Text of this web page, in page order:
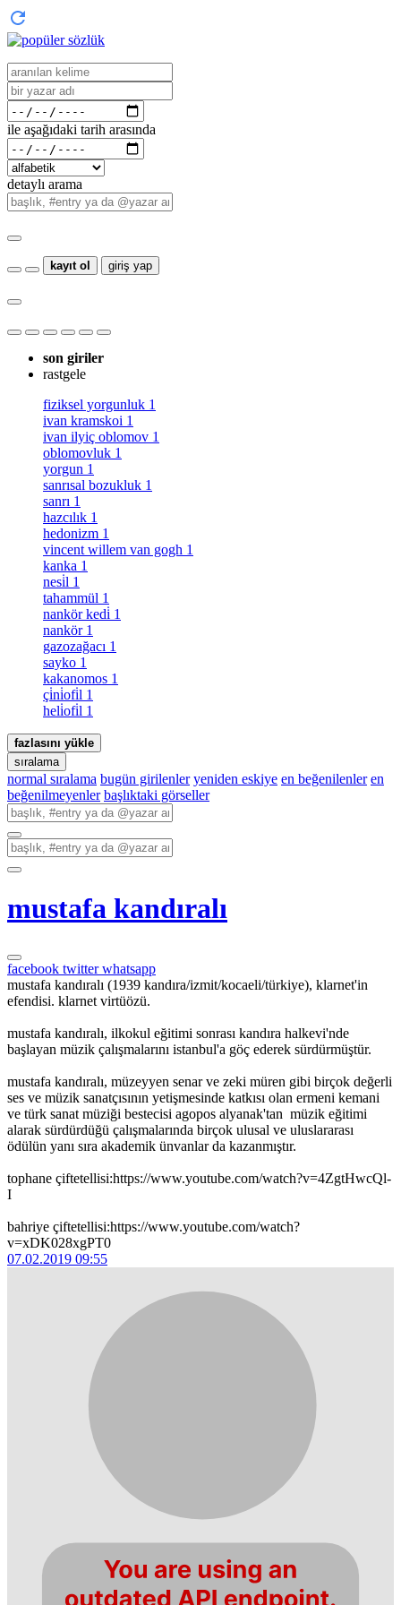
ile aşağıdaki tarih arasında
detaylı arama
kayıt ol giriş yap
son giriler
rastgele
fiziksel yorgunluk 1
ivan kramskoi 1
ivan ilyiç oblomov 1
oblomovluk 1
yorgun 1
sanrısal bozukluk 1
sanrı 1
hazcılık 1
hedonizm 1
vincent willem van gogh 1
kanka 1
nesi̇l 1
tahammül 1
nankör kedi̇ 1
nankör 1
gazozağacı 1
sayko 1
kakanomos 1
çi̇ni̇ofi̇l 1
heli̇ofi̇l 1
fazlasını yükle
sıralama
normal sıralama bugün girilenler yeniden eskiye en beğenilenler en
beğenilmeyenler başlıktaki görseller
mustafa kandıralı
facebook twitterwhatsapp
mustafa kandıralı (1939 kandıra/izmit/kocaeli/türkiye), klarnet'in
efendisi. klarnet virtüözü.
mustafa kandıralı, ilkokul eğitimi sonrası kandıra halkevi'nde
başlayan müzik çalışmalarını istanbul'a göç ederek sürdürmüştür.
mustafa kandıralı, müzeyyen senar ve zeki müren gibi birçok değerli
ses ve müzik sanatçısının yetişmesinde katkısı olan ermeni kemani
ve türk sanat müziği bestecisi agopos alyanak'tan müzik eğitimi
alarak sürdürdüğü çalışmalarında birçok ulusal ve uluslararası
ödülün yanı sıra akademik ünvanlar da kazanmıştır.
tophane çiftetellisi:https://www.youtube.com/watch?v=4ZgtHwcQl-
I
bahriye çiftetellisi:https://www.youtube.com/watch?
v=xDK028xgPT0
07.02.2019 09:55